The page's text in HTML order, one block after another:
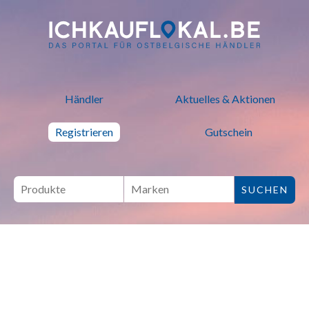
ich kauf lokal - Bei lokalen
Händler Aktuelles & Aktionen
Registrieren Gutschein